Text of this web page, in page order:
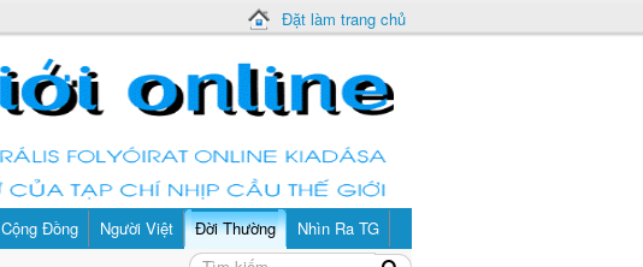
Đặt làm trang chủ
Cộng Đồng Người Việt Đời Thường Nhìn Ra TG